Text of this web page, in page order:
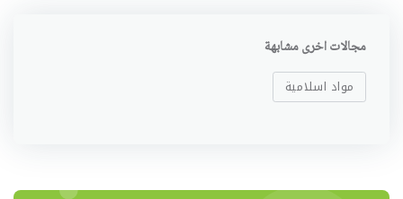
مجالات اخرى مشابهة
مواد اسلامية